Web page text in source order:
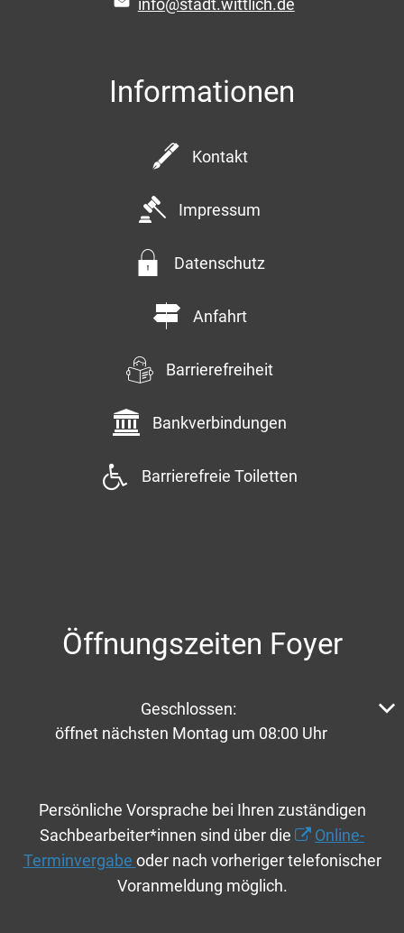
Informationen
Kontakt
Impressum
Datenschutz
Anfahrt
Barrierefreiheit
Bankverbindungen
Barrierefreie Toiletten
Öffnungszeiten Foyer
Klicken, um weitere Öffnungs- oder Schließzeiten
Geschlossen:
öffnet nächsten Montag um 08:00 Uhr
Persönliche Vorsprache bei Ihren zuständigen
Sachbearbeiter*innen sind über die
Online-
Terminvergabe oder nach vorheriger telefonischer
Voranmeldung möglich.